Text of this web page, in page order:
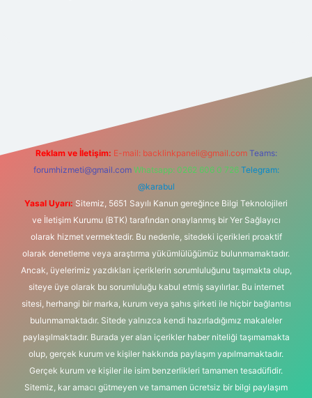
Reklam ve İletişim: E-mail: backlinkpaneli@gmail.com Teams:
forumhizmeti@gmail.com Whatsapp: 0262 606 0 726 Telegram:
@karabul
Yasal Uyarı: Sitemiz, 5651 Sayılı Kanun gereğince Bilgi Teknolojileri
ve İletişim Kurumu (BTK) tarafından onaylanmış bir Yer Sağlayıcı
olarak hizmet vermektedir. Bu nedenle, sitedeki içerikleri proaktif
olarak denetleme veya araştırma yükümlülüğümüz bulunmamaktadır.
Ancak, üyelerimiz yazdıkları içeriklerin sorumluluğunu taşımakta olup,
siteye üye olarak bu sorumluluğu kabul etmiş sayılırlar. Bu internet
sitesi, herhangi bir marka, kurum veya şahıs şirketi ile hiçbir bağlantısı
bulunmamaktadır. Sitede yalnızca kendi hazırladığımız makaleler
paylaşılmaktadır. Burada yer alan içerikler haber niteliği taşımamakta
olup, gerçek kurum ve kişiler hakkında paylaşım yapılmamaktadır.
Gerçek kurum ve kişiler ile isim benzerlikleri tamamen tesadüfidir.
Sitemiz, kar amacı gütmeyen ve tamamen ücretsiz bir bilgi paylaşım